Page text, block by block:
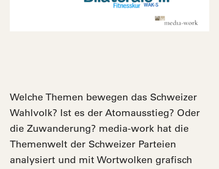
Welche Themen bewegen das Schweizer
Wahlvolk? Ist es der Atomausstieg? Oder
die Zuwanderung? media-work hat die
Themenwelt der Schweizer Parteien
analysiert und mit Wortwolken grafisch